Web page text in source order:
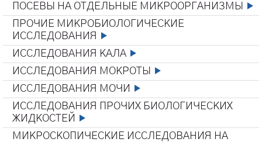
ПОСЕВЫ НА ОТДЕЛЬНЫЕ МИКРООРГАНИЗМЫ
ПРОЧИЕ МИКРОБИОЛОГИЧЕСКИЕ
ИССЛЕДОВАНИЯ
ИССЛЕДОВАНИЯ КАЛА
ИССЛЕДОВАНИЯ МОКРОТЫ
ИССЛЕДОВАНИЯ МОЧИ
ИССЛЕДОВАНИЯ ПРОЧИХ БИОЛОГИЧЕСКИХ
ЖИДКОСТЕЙ
МИКРОСКОПИЧЕСКИЕ ИССЛЕДОВАНИЯ НА